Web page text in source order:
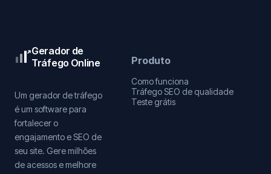
Gerador de
Tráfego Online
Um gerador de tráfego
é um software para
fortalecer o
engajamento e SEO de
seu site. Gere milhões
de acessos e melhore
Produto
Como funciona
Tráfego SEO de qualidade
Teste grátis